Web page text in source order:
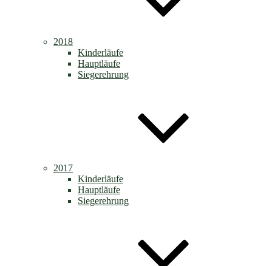
2018
Kinderläufe
Hauptläufe
Siegerehrung
2017
Kinderläufe
Hauptläufe
Siegerehrung